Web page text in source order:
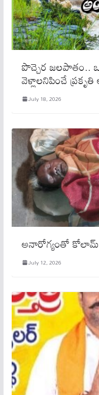
పొచ్చెర జలపాతం..
వెళ్లాలనిపించే ప్రకృతి
July 18, 2026
అనారోగ్యంతో కోలామ్
July 12, 2026